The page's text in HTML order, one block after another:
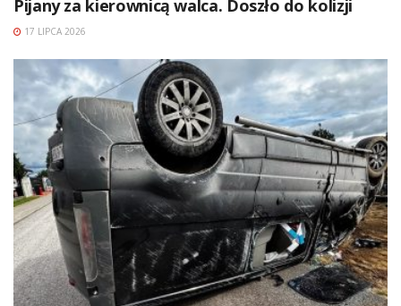
Pijany za kierownicą walca. Doszło do kolizji
17 LIPCA 2026